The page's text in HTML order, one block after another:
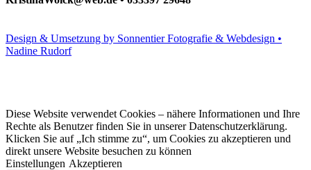
Design & Umsetzung by Sonnentier Fotografie & Webdesign •
Nadine Rudorf
Diese Website verwendet Cookies – nähere Informationen und Ihre
Rechte als Benutzer finden Sie in unserer Datenschutzerklärung.
Klicken Sie auf „Ich stimme zu“, um Cookies zu akzeptieren und
direkt unsere Website besuchen zu können
Einstellungen Akzeptieren